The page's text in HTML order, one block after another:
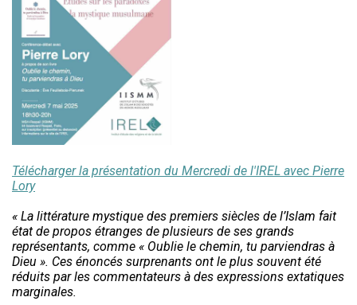
Télécharger la présentation du Mercredi de l'IREL avec Pierre
Lory
« La littérature mystique des premiers siècles de l’Islam fait
état de propos étranges de plusieurs de ses grands
représentants, comme « Oublie le chemin, tu parviendras à
Dieu ». Ces énoncés surprenants ont le plus souvent été
réduits par les commentateurs à des expressions extatiques
marginales.